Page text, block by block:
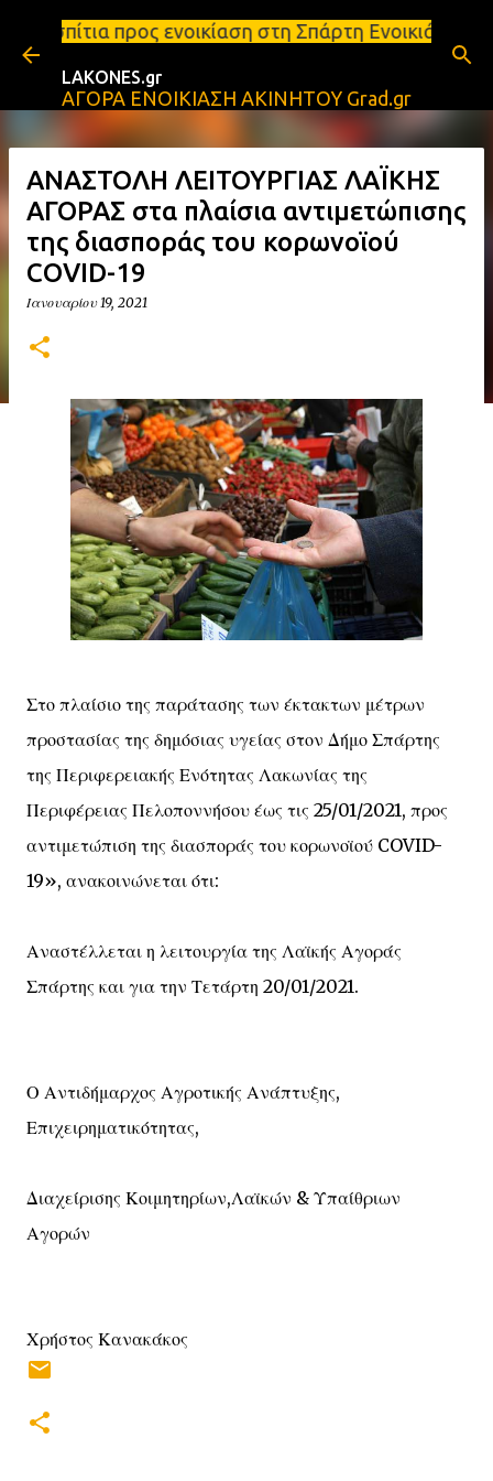
Μετάβαση στο κύριο περιεχόμενο
στη Σπάρτη Ενοικιάσεις
LAKONES.gr
ΑΓΟΡΑ ΕΝΟΙΚΙΑΣΗ ΑΚΙΝΗΤΟΥ Grad.gr
ΑΝΑΣΤΟΛΗ ΛΕΙΤΟΥΡΓΙΑΣ ΛΑΪΚΗΣ
ΑΓΟΡΑΣ στα πλαίσια αντιμετώπισης
της διασποράς του κορωνοϊού
COVID-19
Ιανουαρίου 19, 2021
Στο πλαίσιο της παράτασης των έκτακτων μέτρων
προστασίας της δημόσιας υγείας στον Δήμο Σπάρτης
της Περιφερειακής Ενότητας Λακωνίας της
Περιφέρειας Πελοποννήσου έως τις 25/01/2021, προς
αντιμετώπιση της διασποράς του κορωνοϊού COVID-
19», ανακοινώνεται ότι:
Αναστέλλεται η λειτουργία της Λαϊκής Αγοράς
Σπάρτης και για την Τετάρτη 20/01/2021.
Ο Αντιδήμαρχος Αγροτικής Ανάπτυξης,
Επιχειρηματικότητας,
Διαχείρισης Κοιμητηρίων,Λαϊκών & Υπαίθριων
Αγορών
Χρήστος Κανακάκος